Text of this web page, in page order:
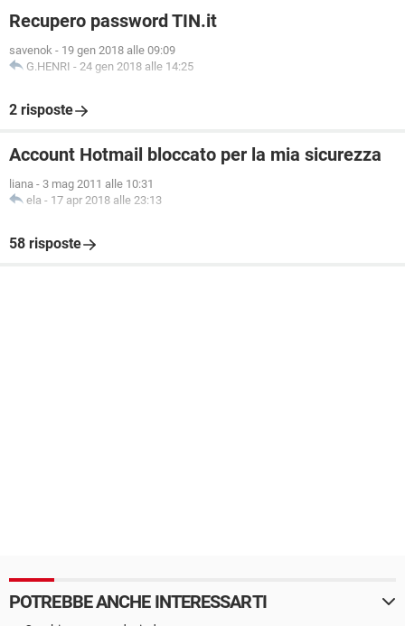
Recupero password TIN.it
savenok - 19 gen 2018 alle 09:09
G.HENRI - 24 gen 2018 alle 14:25
2 risposte
Account Hotmail bloccato per la mia sicurezza
liana - 3 mag 2011 alle 10:31
ela - 17 apr 2018 alle 23:13
58 risposte
POTREBBE ANCHE INTERESSARTI